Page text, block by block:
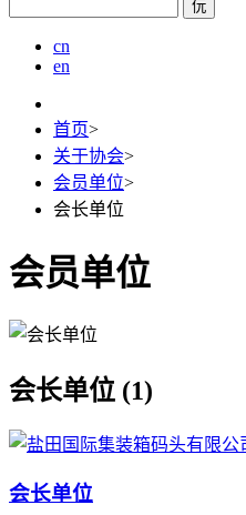
㐾
cn
en
首页>
关于协会>
会员单位>
会长单位
会员单位
会长单位 (1)
会长单位